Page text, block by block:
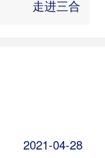
走进三合
2021-04-28